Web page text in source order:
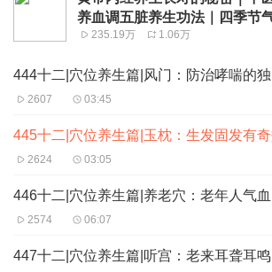
养血调五脏养生功法｜四季节
则 235.19万 1.06万
444十二|穴位养生篇|风门：防治哮喘的
2607 03:45
2624 03:05
446十二|穴位养生篇|养老穴：老年人气
2574 06:07